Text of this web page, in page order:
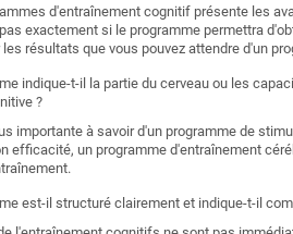
d'entraînement cognitif présente les
exactement si le programme permettra
résultats que vous pouvez attendre d'un
indique-t-il la partie du cerveau ou les
?
importante à savoir d'un programme de
efficacité, un programme d'entraînement
est-il structuré clairement et indique-t-il